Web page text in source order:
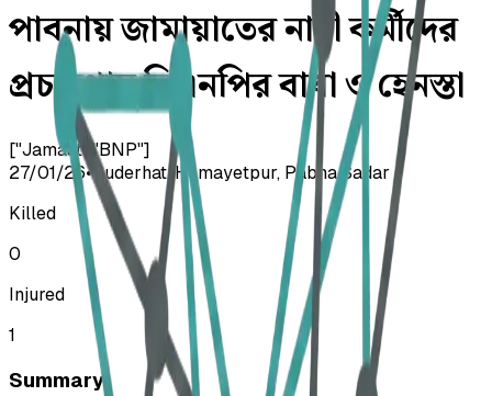
পাবনায় জামায়াতের নারী কর্মীদের
প্রচারণায় বিএনপির বাধা ও হেনস্তা
["Jamaat","BNP"]
27/01/26•Buderhat, Hemayetpur, Pabna Sadar
Killed
0
Injured
1
Summary